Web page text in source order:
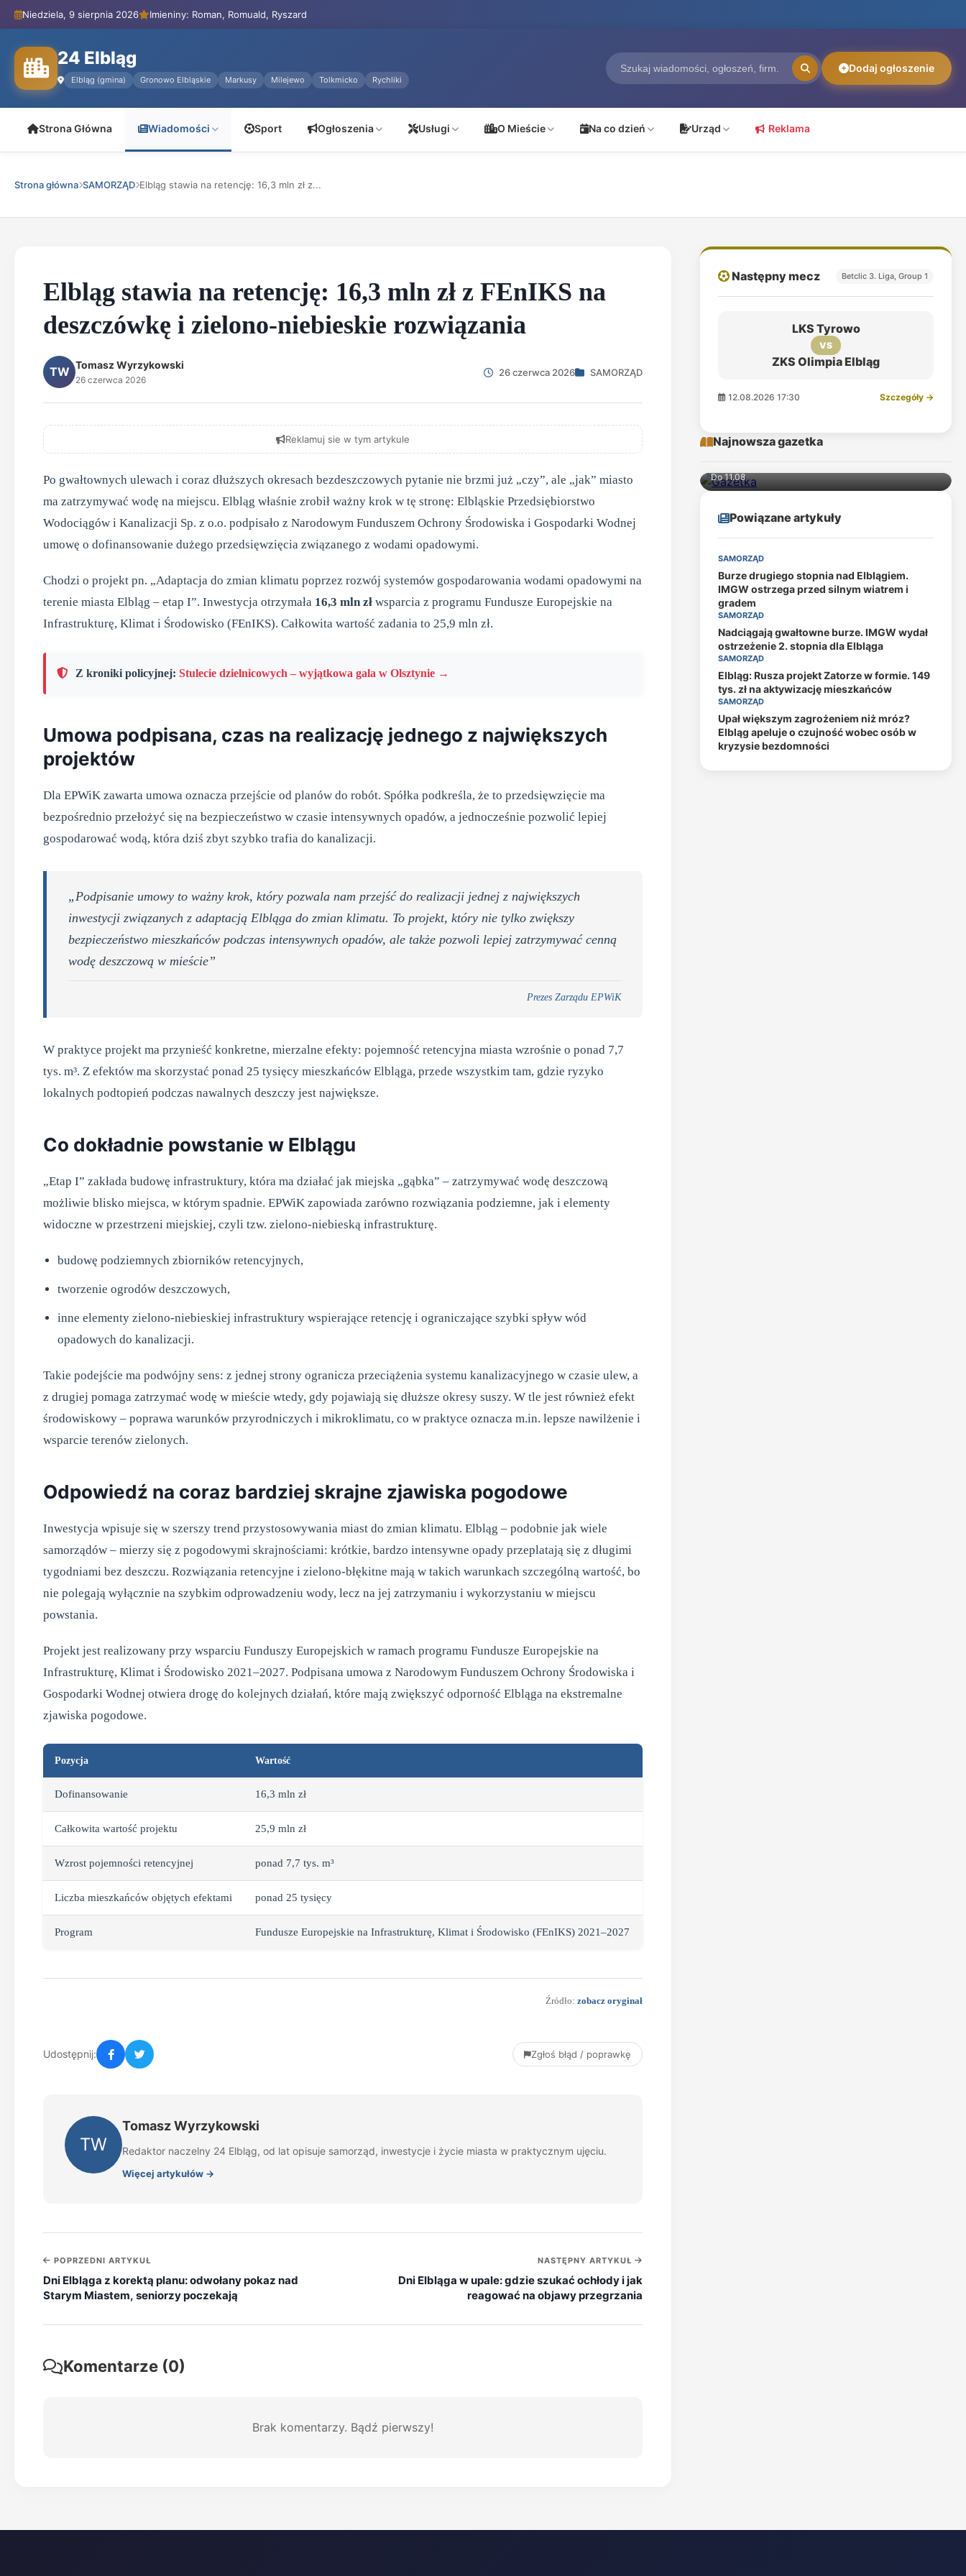
Niedziela, 9 sierpnia 2026 Imieniny: Roman, Romuald, Ryszard
24 Elbląg
Elbląg (gmina) Gronowo Elbląskie Markusy Milejewo Tolkmicko Rychliki
Dodaj ogłoszenie
Strona Główna Wiadomości Sport Ogłoszenia Usługi O Mieście Na co dzień Urząd Reklama
Strona główna SAMORZĄD Elbląg stawia na retencję: 16,3 mln zł z...
Elbląg stawia na retencję: 16,3 mln zł z FEnIKS na
deszczówkę i zielono-niebieskie rozwiązania
TW Tomasz Wyrzykowski
26 czerwca 2026
26 czerwca 2026 SAMORZĄD
Reklamuj sie w tym artykule
Po gwałtownych ulewach i coraz dłuższych okresach bezdeszczowych pytanie nie brzmi już „czy”, ale „jak” miasto
ma zatrzymywać wodę na miejscu. Elbląg właśnie zrobił ważny krok w tę stronę: Elbląskie Przedsiębiorstwo
Wodociągów i Kanalizacji Sp. z o.o. podpisało z Narodowym Funduszem Ochrony Środowiska i Gospodarki Wodnej
umowę o dofinansowanie dużego przedsięwzięcia związanego z wodami opadowymi.
Chodzi o projekt pn. „Adaptacja do zmian klimatu poprzez rozwój systemów gospodarowania wodami opadowymi na
terenie miasta Elbląg – etap I”. Inwestycja otrzymała 16,3 mln zł wsparcia z programu Fundusze Europejskie na
Infrastrukturę, Klimat i Środowisko (FEnIKS). Całkowita wartość zadania to 25,9 mln zł.
Z kroniki policyjnej: Stulecie dzielnicowych – wyjątkowa gala w Olsztynie →
Umowa podpisana, czas na realizację jednego z największych
projektów
Dla EPWiK zawarta umowa oznacza przejście od planów do robót. Spółka podkreśla, że to przedsięwzięcie ma
bezpośrednio przełożyć się na bezpieczeństwo w czasie intensywnych opadów, a jednocześnie pozwolić lepiej
gospodarować wodą, która dziś zbyt szybko trafia do kanalizacji.
„Podpisanie umowy to ważny krok, który pozwala nam przejść do realizacji jednej z największych
inwestycji związanych z adaptacją Elbląga do zmian klimatu. To projekt, który nie tylko zwiększy
bezpieczeństwo mieszkańców podczas intensywnych opadów, ale także pozwoli lepiej zatrzymywać cenną
wodę deszczową w mieście”
Prezes Zarządu EPWiK
W praktyce projekt ma przynieść konkretne, mierzalne efekty: pojemność retencyjna miasta wzrośnie o ponad 7,7
tys. m³. Z efektów ma skorzystać ponad 25 tysięcy mieszkańców Elbląga, przede wszystkim tam, gdzie ryzyko
lokalnych podtopień podczas nawalnych deszczy jest największe.
Co dokładnie powstanie w Elblągu
„Etap I” zakłada budowę infrastruktury, która ma działać jak miejska „gąbka” – zatrzymywać wodę deszczową
możliwie blisko miejsca, w którym spadnie. EPWiK zapowiada zarówno rozwiązania podziemne, jak i elementy
widoczne w przestrzeni miejskiej, czyli tzw. zielono-niebieską infrastrukturę.
budowę podziemnych zbiorników retencyjnych,
tworzenie ogrodów deszczowych,
inne elementy zielono-niebieskiej infrastruktury wspierające retencję i ograniczające szybki spływ wód
opadowych do kanalizacji.
Takie podejście ma podwójny sens: z jednej strony ogranicza przeciążenia systemu kanalizacyjnego w czasie ulew, a
z drugiej pomaga zatrzymać wodę w mieście wtedy, gdy pojawiają się dłuższe okresy suszy. W tle jest również efekt
środowiskowy – poprawa warunków przyrodniczych i mikroklimatu, co w praktyce oznacza m.in. lepsze nawilżenie i
wsparcie terenów zielonych.
Odpowiedź na coraz bardziej skrajne zjawiska pogodowe
Inwestycja wpisuje się w szerszy trend przystosowywania miast do zmian klimatu. Elbląg – podobnie jak wiele
samorządów – mierzy się z pogodowymi skrajnościami: krótkie, bardzo intensywne opady przeplatają się z długimi
tygodniami bez deszczu. Rozwiązania retencyjne i zielono-błękitne mają w takich warunkach szczególną wartość, bo
nie polegają wyłącznie na szybkim odprowadzeniu wody, lecz na jej zatrzymaniu i wykorzystaniu w miejscu
powstania.
Projekt jest realizowany przy wsparciu Funduszy Europejskich w ramach programu Fundusze Europejskie na
Infrastrukturę, Klimat i Środowisko 2021–2027. Podpisana umowa z Narodowym Funduszem Ochrony Środowiska i
Gospodarki Wodnej otwiera drogę do kolejnych działań, które mają zwiększyć odporność Elbląga na ekstremalne
zjawiska pogodowe.
Pozycja Wartość
Dofinansowanie 16,3 mln zł
Całkowita wartość projektu 25,9 mln zł
Wzrost pojemności retencyjnej ponad 7,7 tys. m³
Liczba mieszkańców objętych efektami ponad 25 tysięcy
Program Fundusze Europejskie na Infrastrukturę, Klimat i Środowisko (FEnIKS) 2021–2027
Źródło: zobacz oryginał
Udostępnij: Zgłoś błąd / poprawkę
TW
Tomasz Wyrzykowski
Redaktor naczelny 24 Elbląg, od lat opisuje samorząd, inwestycje i życie miasta w praktycznym ujęciu.
Więcej artykułów →
POPRZEDNI ARTYKUŁ
Dni Elbląga z korektą planu: odwołany pokaz nad
Starym Miastem, seniorzy poczekają
NASTĘPNY ARTYKUŁ
Dni Elbląga w upale: gdzie szukać ochłody i jak
reagować na objawy przegrzania
Komentarze (0)
Brak komentarzy. Bądź pierwszy!
Następny mecz Betclic 3. Liga, Group 1
LKS Tyrowo
VS
ZKS Olimpia Elbląg
12.08.2026 17:30 Szczegóły →
Najnowsza gazetka
Do 11.08
Powiązane artykuły
SAMORZĄD
Burze drugiego stopnia nad Elblągiem.
IMGW ostrzega przed silnym wiatrem i
gradem
SAMORZĄD
Nadciągają gwałtowne burze. IMGW wydał
ostrzeżenie 2. stopnia dla Elbląga
SAMORZĄD
Elbląg: Rusza projekt Zatorze w formie. 149
tys. zł na aktywizację mieszkańców
SAMORZĄD
Upał większym zagrożeniem niż mróz?
Elbląg apeluje o czujność wobec osób w
kryzysie bezdomności